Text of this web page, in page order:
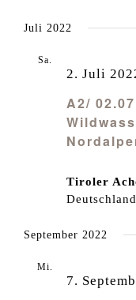
Juli 2022
Sa.
A2/
2. Juli
Tiroler
Deutschland
September 2022
Mi.
7.